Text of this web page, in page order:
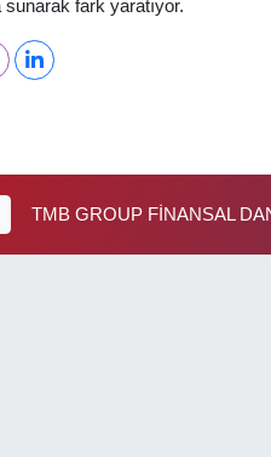
sunarak fark yaratıyor.
TMB GROUP FİNANSAL